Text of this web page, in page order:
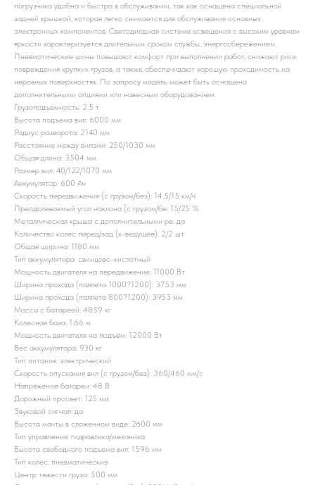
погрузчика удобна и быстра в обслуживании, так как оснащена специальной
задней крышкой, которая легко снимается для обслуживания основных
электронных компонентов. Светодиодная система освещения с высоким уровнем
яркости характеризуется длительным сроком службы, энергосбережением.
Пневматические шины повышают комфорт при выполнении работ, снижают риск
повреждения хрупких грузов, а также обеспечивают хорошую проходимость на
неровных поверхностях. По запросу модель может быть оснащена
дополнительными опциями или навесным оборудованием.
Грузоподъемность: 2.5 т
Высота подъема вил: 6000 мм
Радиус разворота: 2140 мм
Расстояние между вилами: 250/1030 мм
Общая длина: 3504 мм
Размер вил: 40/122/1070 мм
Аккумулятор: 600 Ач
Скорость передвижения (с грузом/без): 14.5/15 км/ч
Преодолеваемый угол наклона (с грузом/бе: 15/25 %
Металлическая крыша с дополнительными ре: да
Количество колес перед/зад (x-ведущее): 2/2 шт
Общая ширина: 1180 мм
Тип аккумулятора: свинцово-кислотный
Мощность двигателя на передвижение: 11000 Вт
Ширина прохода (паллета 1000?1200): 3753 мм
Ширина прохода (паллета 800?1200): 3953 мм
Масса с батареей: 4859 кг
Колесная база: 1.66 м
Мощность двигателя на подъём: 12000 Вт
Вес аккумулятора: 930 кг
Тип питания: электрический
Скорость опускания вил (с грузом/без): 360/460 мм/с
Напряжение батареи: 48 B
Дорожный просвет: 125 мм
Звуковой сигнал: да
Высота мачты в сложенном виде: 2600 мм
Тип управления: гидравлика/механика
Высота свободного подъема вил: 1596 мм
Тип колес: пневматические
Центр тяжести груза: 500 мм